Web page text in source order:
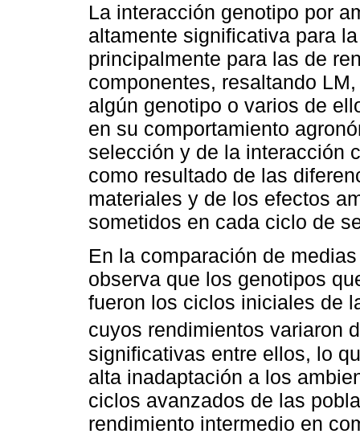
La interacción genotipo por
altamente significativa para
principalmente para las de
componentes, resaltando
algún genotipo o varios de
en su comportamiento
selección y de la interacción
como resultado de las
materiales y de los efectos
sometidos en cada ciclo de
En la comparación de
observa que los genotipos
fueron los ciclos iniciales de
cuyos rendimientos variaron
significativas entre ellos, lo
alta inadaptación a los
ciclos avanzados de las
rendimiento intermedio en